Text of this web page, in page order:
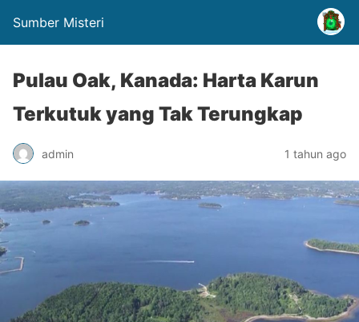
Sumber Misteri
Pulau Oak, Kanada: Harta Karun
Terkutuk yang Tak Terungkap
admin 1 tahun ago